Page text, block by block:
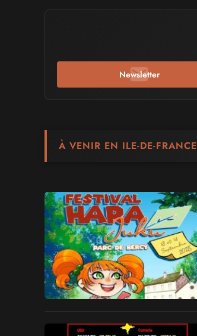
Newsletter
À VENIR EN ILE-DE-FRANCE